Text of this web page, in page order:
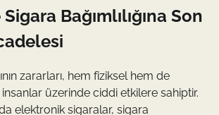
Bağımlılığına Son
zararları, hem fiziksel hem de
üzerinde ciddi etkilere sahiptir.
elektronik sigaralar, sigara